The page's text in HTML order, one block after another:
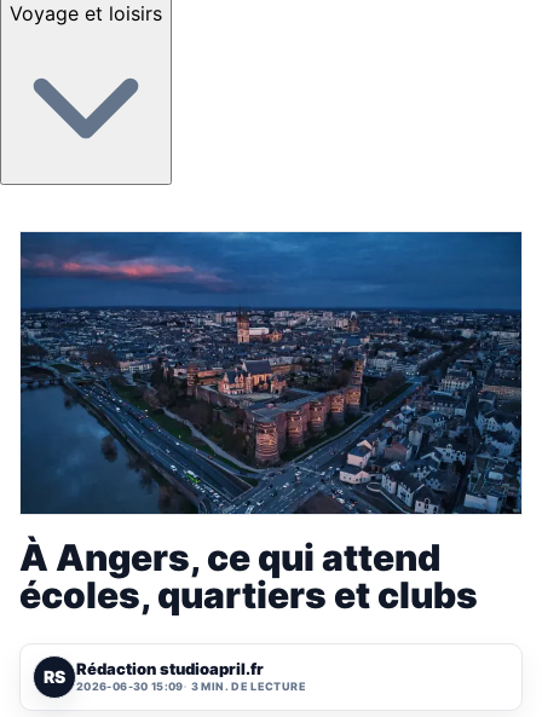
Voyage et loisirs
À Angers, ce qui attend
écoles, quartiers et clubs
RS Rédaction studioapril.fr
2026-06-30 15:09 3 MIN. DE LECTURE